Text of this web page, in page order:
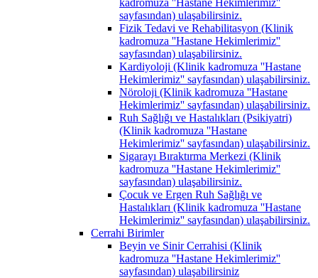
sayfasından) ulaşabilirsiniz.
Fizik Tedavi ve Rehabilitasyon (Klinik
kadromuza ''Hastane Hekimlerimiz''
sayfasından) ulaşabilirsiniz.
Kardiyoloji (Klinik kadromuza ''Hastane
Hekimlerimiz'' sayfasından) ulaşabilirsiniz.
Nöroloji (Klinik kadromuza ''Hastane
Hekimlerimiz'' sayfasından) ulaşabilirsiniz.
Ruh Sağlığı ve Hastalıkları (Psikiyatri)
(Klinik kadromuza ''Hastane
Hekimlerimiz'' sayfasından) ulaşabilirsiniz.
Sigarayı Bıraktırma Merkezi (Klinik
kadromuza ''Hastane Hekimlerimiz''
sayfasından) ulaşabilirsiniz.
Çocuk ve Ergen Ruh Sağlığı ve
Hastalıkları (Klinik kadromuza ''Hastane
Hekimlerimiz'' sayfasından) ulaşabilirsiniz.
Cerrahi Birimler
Beyin ve Sinir Cerrahisi (Klinik
kadromuza ''Hastane Hekimlerimiz''
sayfasından) ulaşabilirsiniz